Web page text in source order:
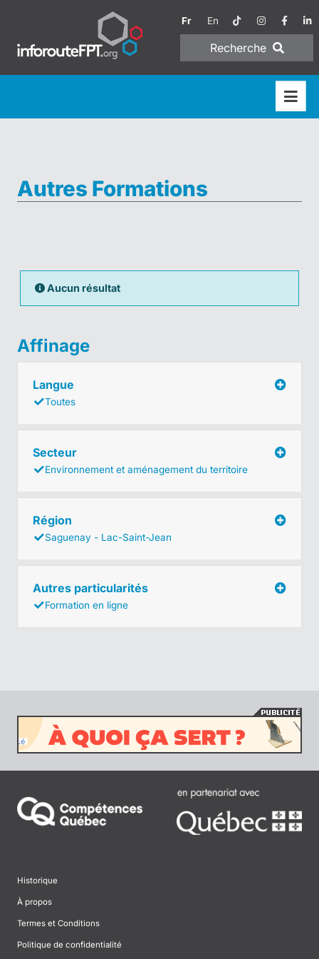
Fr En
Recherche
Autres Formations
Aucun résultat
Affinage
Langue
Toutes
Secteur
Environnement et aménagement du territoire
Région
Saguenay - Lac-Saint-Jean
Autres particularités
Formation en ligne
Historique
À propos
Termes et Conditions
Politique de confidentialité